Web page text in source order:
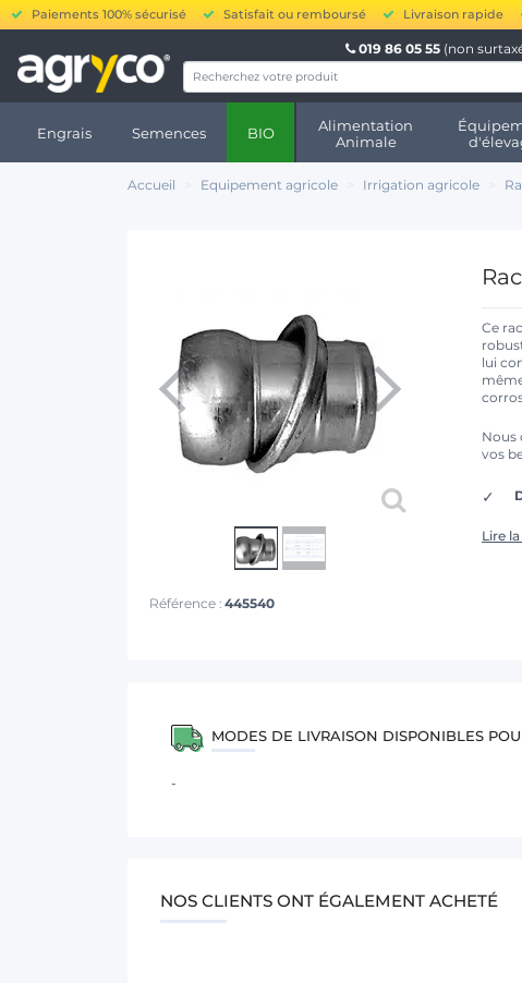
Paiements 100% sécurisé Satisfait ou remboursé Livraison rapide
019 86 05 55 (non
Engrais Semences BIO
Alimentation
Animale
Accueil Equipement agricole Irrigation agricole
Référence : 445540
Ce
lui
Nous
vos
Lire
MODES DE LIVRAISON DISPONIBLES
-
NOS CLIENTS ONT ÉGALEMENT ACHETÉ